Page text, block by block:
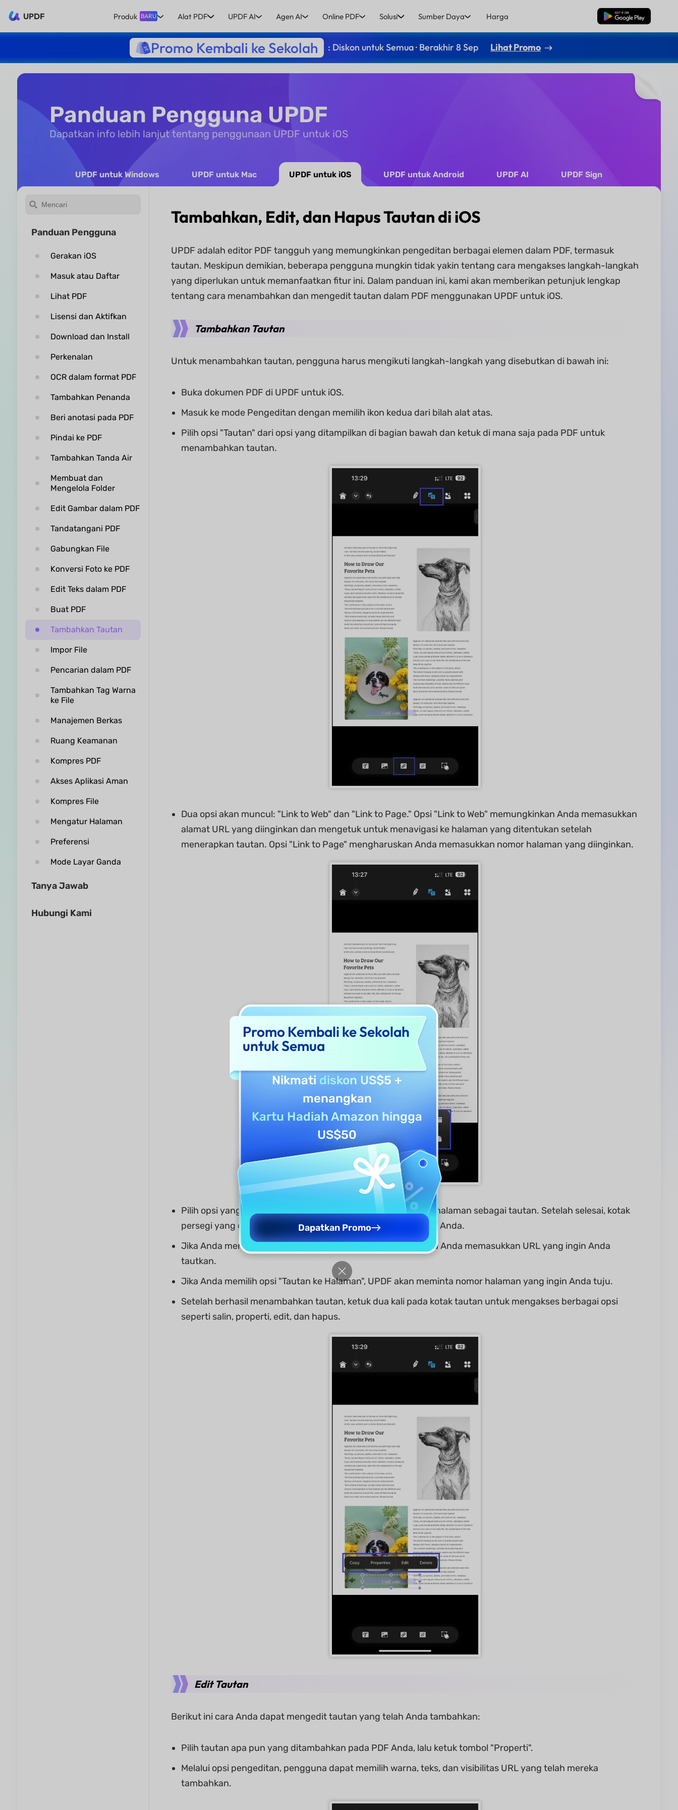
UPDF Produk BARU Alat PDF UPDF AI Agen AI Online PDF Solusi Sumber Daya Harga Unduh Gratis
Promo Kembali ke Sekolah : Diskon untuk Semua · Berakhir 8 Sep Lihat Promo
Panduan Pengguna UPDF
Dapatkan info lebih lanjut tentang penggunaan UPDF untuk iOS
UPDF untuk Windows UPDF untuk Mac UPDF untuk iOS UPDF untuk Android UPDF AI UPDF Sign
Panduan Pengguna
Gerakan iOS
Masuk atau Daftar
Lihat PDF
Lisensi dan Aktifkan
Download dan Install
Perkenalan
OCR dalam format PDF
Tambahkan Penanda
Beri anotasi pada PDF
Pindai ke PDF
Tambahkan Tanda Air
Membuat dan
Mengelola Folder
Edit Gambar dalam PDF
Tandatangani PDF
Gabungkan File
Konversi Foto ke PDF
Edit Teks dalam PDF
Buat PDF
Tambahkan Tautan
Impor File
Pencarian dalam PDF
Tambahkan Tag Warna
ke File
Manajemen Berkas
Ruang Keamanan
Kompres PDF
Akses Aplikasi Aman
Kompres File
Mengatur Halaman
Preferensi
Mode Layar Ganda
Tanya Jawab
Hubungi Kami
Tambahkan, Edit, dan Hapus Tautan di iOS
UPDF adalah editor PDF tangguh yang memungkinkan pengeditan berbagai elemen dalam PDF, termasuk
tautan. Meskipun demikian, beberapa pengguna mungkin tidak yakin tentang cara mengakses langkah-langkah
yang diperlukan untuk memanfaatkan fitur ini. Dalam panduan ini, kami akan memberikan petunjuk lengkap
tentang cara menambahkan dan mengedit tautan dalam PDF menggunakan UPDF untuk iOS.
Tambahkan Tautan
Untuk menambahkan tautan, pengguna harus mengikuti langkah-langkah yang disebutkan di bawah ini:
Buka dokumen PDF di UPDF untuk iOS.
Masuk ke mode Pengeditan dengan memilih ikon kedua dari bilah alat atas.
Pilih opsi "Tautan" dari opsi yang ditampilkan di bagian bawah dan ketuk di mana saja pada PDF untuk
menambahkan tautan.
Dua opsi akan muncul: "Link to Web" dan "Link to Page." Opsi "Link to Web" memungkinkan Anda memasukkan
alamat URL yang diinginkan dan mengetuk untuk menavigasi ke halaman yang ditentukan setelah
menerapkan tautan. Opsi "Link to Page" mengharuskan Anda memasukkan nomor halaman yang diinginkan.
Pilih opsi yang Anda inginkan dan tambahkan hyperlink atau halaman sebagai tautan. Setelah selesai, kotak
persegi yang disematkan akan muncul di bagian tengah layar Anda.
Jika Anda memilih opsi "Tautkan ke Web", UPDF akan meminta Anda memasukkan URL yang ingin Anda
tautkan.
Jika Anda memilih opsi "Tautan ke Halaman", UPDF akan meminta nomor halaman yang ingin Anda tuju.
Setelah berhasil menambahkan tautan, ketuk dua kali pada kotak tautan untuk mengakses berbagai opsi
seperti salin, properti, edit, dan hapus.
Edit Tautan
Berikut ini cara Anda dapat mengedit tautan yang telah Anda tambahkan:
Pilih tautan apa pun yang ditambahkan pada PDF Anda, lalu ketuk tombol "Properti".
Melalui opsi pengeditan, pengguna dapat memilih warna, teks, dan visibilitas URL yang telah mereka
tambahkan.
Promo Kembali ke Sekolah
untuk Semua
Nikmati diskon US$5 +
menangkan
Kartu Hadiah Amazon hingga
US$50
Dapatkan Promo